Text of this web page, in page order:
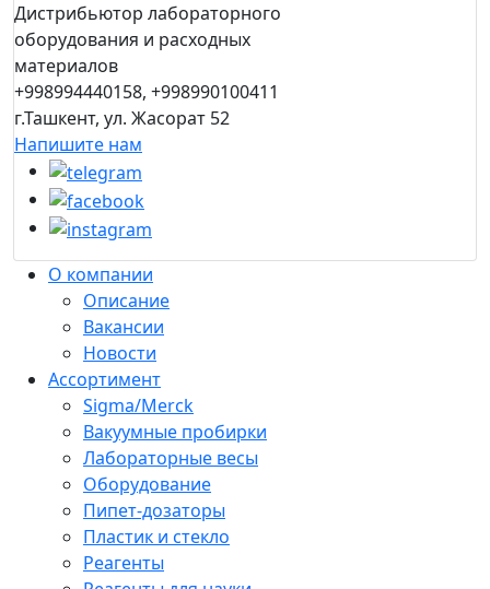
Дистрибьютор лабораторного
оборудования и расходных
материалов
+998994440158, +998990100411
г.Ташкент, ул. Жасорат 52
Напишите нам
О компании
Описание
Вакансии
Новости
Ассортимент
Sigma/Merck
Вакуумные пробирки
Лабораторные весы
Оборудование
Пипет-дозаторы
Пластик и стекло
Реагенты